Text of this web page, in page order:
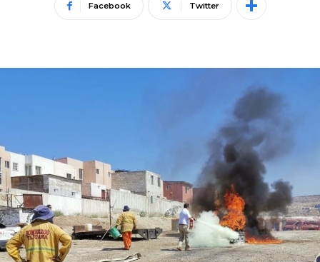
Facebook Twitter